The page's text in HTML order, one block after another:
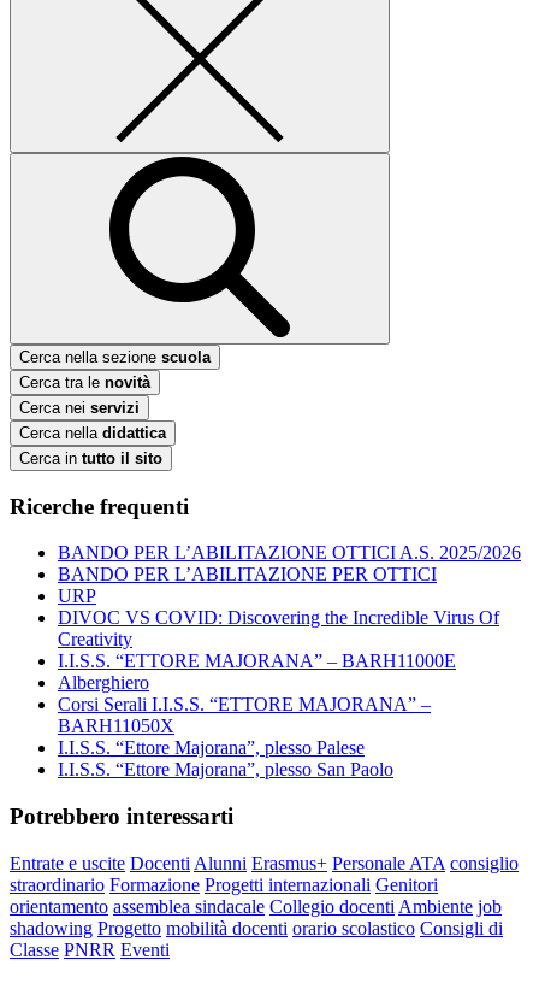
Cerca nella sezione scuola
Cerca tra le novità
Cerca nei servizi
Cerca nella didattica
Cerca in tutto il sito
Ricerche frequenti
BANDO PER L’ABILITAZIONE OTTICI A.S. 2025/2026
BANDO PER L’ABILITAZIONE PER OTTICI
URP
DIVOC VS COVID: Discovering the Incredible Virus Of
Creativity
I.I.S.S. “ETTORE MAJORANA” – BARH11000E
Alberghiero
Corsi Serali I.I.S.S. “ETTORE MAJORANA” –
BARH11050X
I.I.S.S. “Ettore Majorana”, plesso Palese
I.I.S.S. “Ettore Majorana”, plesso San Paolo
Potrebbero interessarti
Entrate e uscite Docenti Alunni Erasmus+ Personale ATA consiglio
straordinario Formazione Progetti internazionali Genitori
orientamento assemblea sindacale Collegio docenti Ambiente job
shadowing Progetto mobilità docenti orario scolastico Consigli di
Classe PNRR Eventi